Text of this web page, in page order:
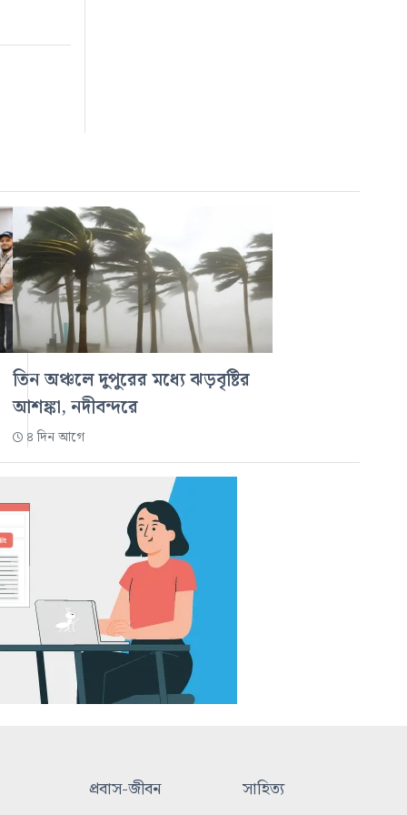
তিন অঞ্চলে দুপুরের মধ্যে ঝড়বৃষ্টির
আশঙ্কা, নদীবন্দরে
৪ দিন আগে
প্রবাস-জীবন সাহিত্য